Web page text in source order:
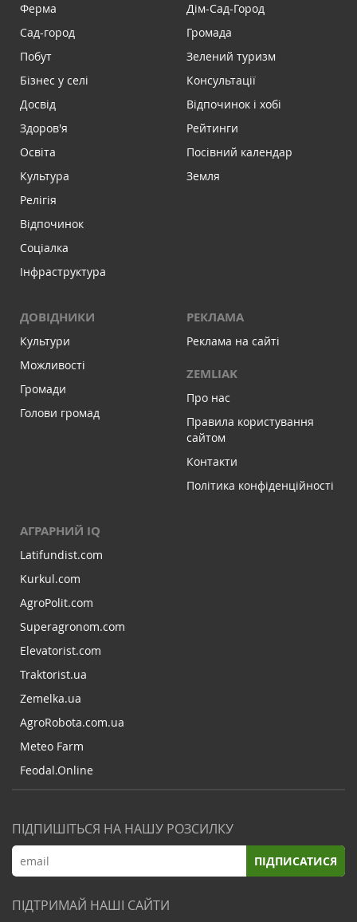
Ферма
Сад-город
Побут
Бізнес у селі
Досвід
Здоров'я
Освіта
Культура
Релігія
Відпочинок
Соціалка
Інфраструктура
Дім-Сад-Город
Громада
Зелений туризм
Консультації
Відпочинок і хобі
Рейтинги
Посівний календар
Земля
ДОВІДНИКИ
Культури
Можливості
Громади
Голови громад
РЕКЛАМА
Реклама на сайті
ZEMLIAK
Про нас
Правила користування
сайтом
Контакти
Політика конфіденційності
АГРАРНИЙ IQ
Latifundist.com
Kurkul.com
AgroPolit.com
Superagronom.com
Elevatorist.com
Traktorist.ua
Zemelka.ua
AgroRobota.com.ua
Meteo Farm
Feodal.Online
ПІДПИШІТЬСЯ НА НАШУ РОЗСИЛКУ
ПІДПИСАТИСЯ
ПІДТРИМАЙ НАШІ САЙТИ